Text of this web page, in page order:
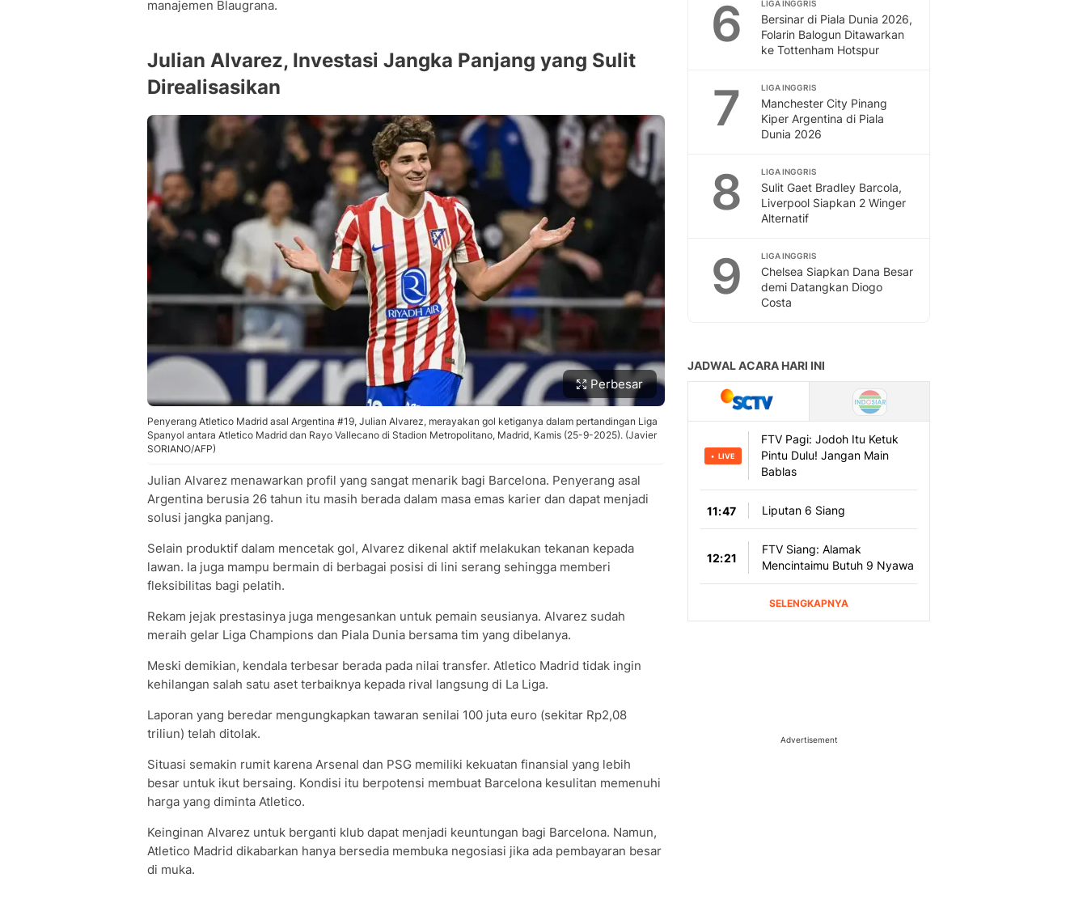
manajemen Blaugrana.
Julian Alvarez, Investasi Jangka Panjang yang Sulit
Direalisasikan
Perbesar
Penyerang Atletico Madrid asal Argentina #19, Julian Alvarez, merayakan gol ketiganya dalam pertandingan Liga
Spanyol antara Atletico Madrid dan Rayo Vallecano di Stadion Metropolitano, Madrid, Kamis (25-9-2025). (Javier
SORIANO/AFP)
Julian Alvarez menawarkan profil yang sangat menarik bagi Barcelona. Penyerang asal
Argentina berusia 26 tahun itu masih berada dalam masa emas karier dan dapat menjadi
solusi jangka panjang.
Selain produktif dalam mencetak gol, Alvarez dikenal aktif melakukan tekanan kepada
lawan. Ia juga mampu bermain di berbagai posisi di lini serang sehingga memberi
fleksibilitas bagi pelatih.
Rekam jejak prestasinya juga mengesankan untuk pemain seusianya. Alvarez sudah
meraih gelar Liga Champions dan Piala Dunia bersama tim yang dibelanya.
Meski demikian, kendala terbesar berada pada nilai transfer. Atletico Madrid tidak ingin
kehilangan salah satu aset terbaiknya kepada rival langsung di La Liga.
Laporan yang beredar mengungkapkan tawaran senilai 100 juta euro (sekitar Rp2,08
triliun) telah ditolak.
Situasi semakin rumit karena Arsenal dan PSG memiliki kekuatan finansial yang lebih
besar untuk ikut bersaing. Kondisi itu berpotensi membuat Barcelona kesulitan memenuhi
harga yang diminta Atletico.
Keinginan Alvarez untuk berganti klub dapat menjadi keuntungan bagi Barcelona. Namun,
Atletico Madrid dikabarkan hanya bersedia membuka negosiasi jika ada pembayaran besar
di muka.
6 LIGA INGGRIS
Bersinar di Piala Dunia 2026,
Folarin Balogun Ditawarkan
ke Tottenham Hotspur
7 LIGA INGGRIS
Manchester City Pinang
Kiper Argentina di Piala
Dunia 2026
8 LIGA INGGRIS
Sulit Gaet Bradley Barcola,
Liverpool Siapkan 2 Winger
Alternatif
9 LIGA INGGRIS
Chelsea Siapkan Dana Besar
demi Datangkan Diogo
Costa
Advertisement